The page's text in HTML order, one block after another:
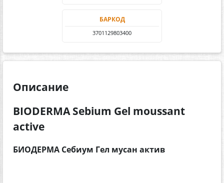
БАРКОД
3701129803400
Описание
BIODERMA Sebium Gel moussant
active
БИОДЕРМА Себиум Гел мусан актив